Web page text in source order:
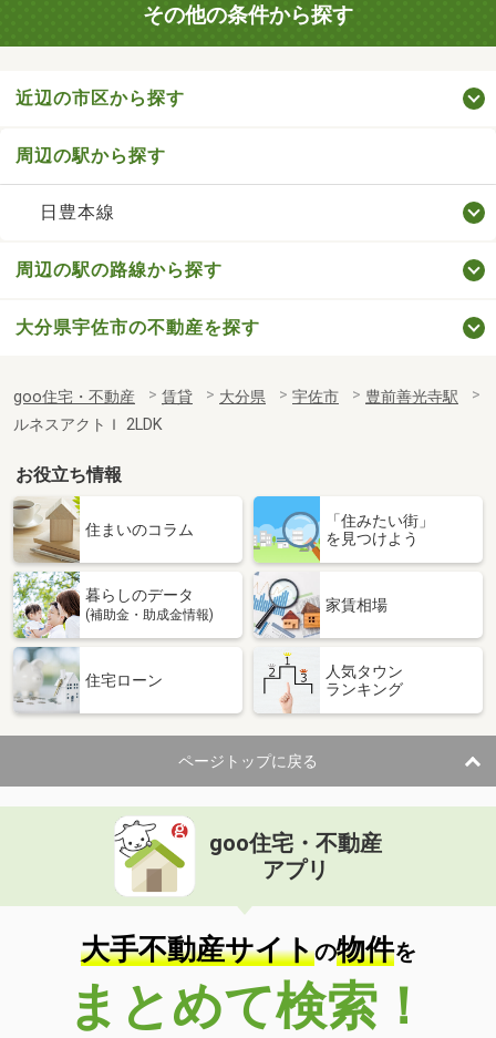
その他の条件から探す
近辺の市区から探す
周辺の駅から探す
日豊本線
周辺の駅の路線から探す
大分県宇佐市の不動産を探す
goo住宅・不動産 賃貸 大分県 宇佐市
豊前善光寺駅
ルネスアクトＩ 2LDK
お役立ち情報
住まいのコラム
「住みたい街」
を見つけよう
暮らしのデータ
(補助金・助成金情報)
家賃相場
住宅ローン
人気タウン
ランキング
ページトップに戻る
goo住宅・不動産
アプリ
大手不動産サイトの物件を
まとめて検索！